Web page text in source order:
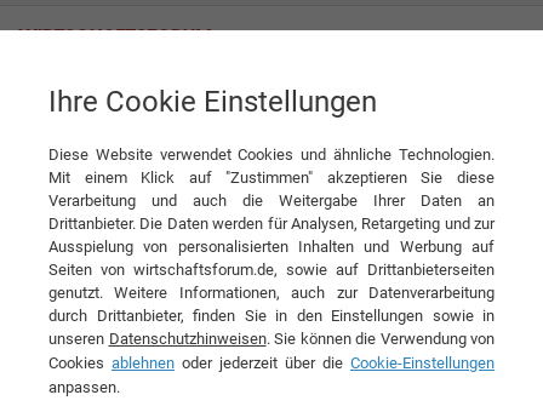
PORAVER GmbH 40 Jahre PORAVER: Die Erfolgsgeschichte
Interview PORAVER GmbH
DIESEN ARTIKEL EMPFEHLEN
40 Jahre PORAVER: Die
Erfolgsgeschichte
Interview mit David Veit Krafft,
Ihre Cookie Einstellungen
Diese Website verwendet Cookies und ähnliche Technologien.
Mit einem Klick auf "Zustimmen" akzeptieren Sie diese
Verarbeitung und auch die Weitergabe Ihrer Daten an
Drittanbieter. Die Daten werden für Analysen, Retargeting und zur
Ausspielung von personalisierten Inhalten und Werbung auf
Seiten von wirtschaftsforum.de, sowie auf Drittanbieterseiten
genutzt. Weitere Informationen, auch zur Datenverarbeitung
durch Drittanbieter, finden Sie in den Einstellungen sowie in
unseren Datenschutzhinweisen. Sie können die Verwendung von
Cookies ablehnen oder jederzeit über die Cookie-Einstellungen
anpassen.